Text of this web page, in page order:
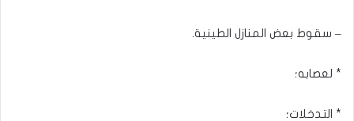
– سقوط بعض المنازل الطينية.
* لعصابه؛
* التدخلات؛